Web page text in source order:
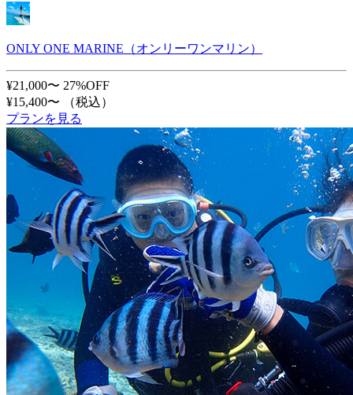
ONLY ONE MARINE（オンリーワンマリン）
¥21,000〜 27%OFF
¥15,400〜
（税込）
プランを見る